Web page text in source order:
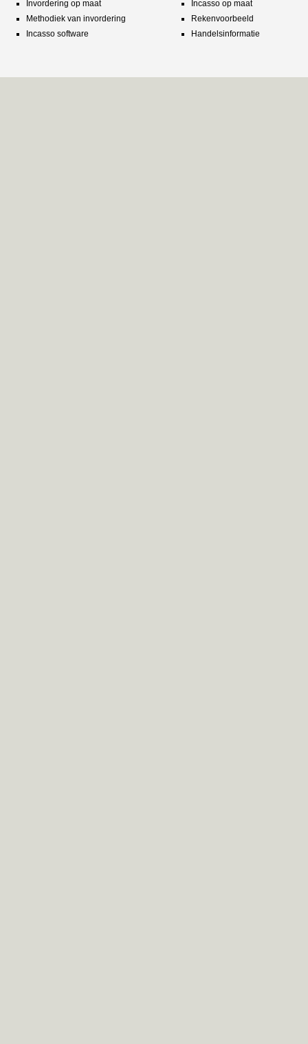
Invordering op maat
Methodiek van invordering
Incasso software
Incasso op maat
Rekenvoorbeeld
Handelsinformatie